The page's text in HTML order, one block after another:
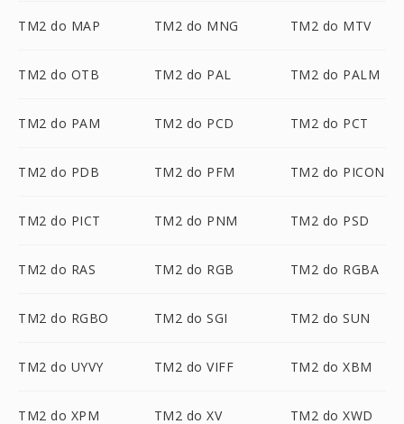
TM2 do MAP TM2 do MNG TM2 do MTV
TM2 do OTB TM2 do PAL TM2 do PALM
TM2 do PAM TM2 do PCD TM2 do PCT
TM2 do PDB TM2 do PFM TM2 do PICON
TM2 do PICT TM2 do PNM TM2 do PSD
TM2 do RAS TM2 do RGB TM2 do RGBA
TM2 do RGBO TM2 do SGI TM2 do SUN
TM2 do UYVY TM2 do VIFF TM2 do XBM
TM2 do XPM TM2 do XV TM2 do XWD